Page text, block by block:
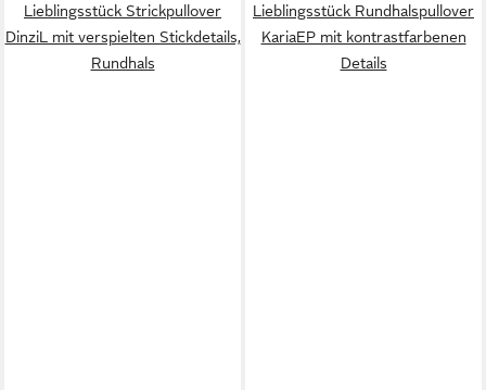
Lieblingsstück Strickpullover
DinziL mit verspielten Stickdetails,
Rundhals
Lieblingsstück Rundhalspullover
KariaEP mit kontrastfarbenen
Details